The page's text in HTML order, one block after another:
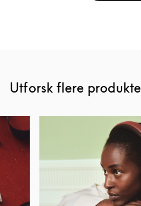
Utforsk flere